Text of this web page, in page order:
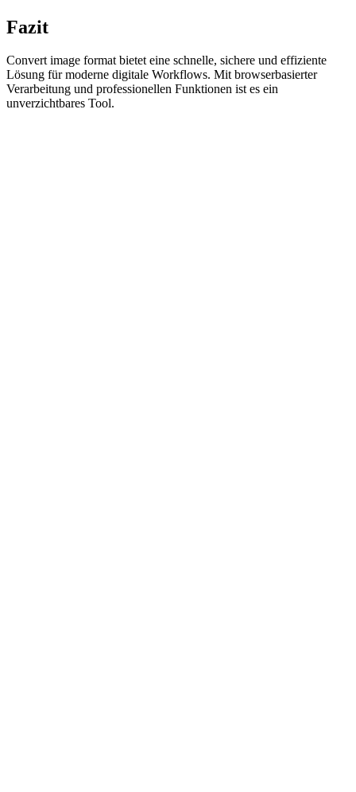
Fazit
Convert image format bietet eine schnelle, sichere und effiziente
Lösung für moderne digitale Workflows. Mit browserbasierter
Verarbeitung und professionellen Funktionen ist es ein
unverzichtbares Tool.